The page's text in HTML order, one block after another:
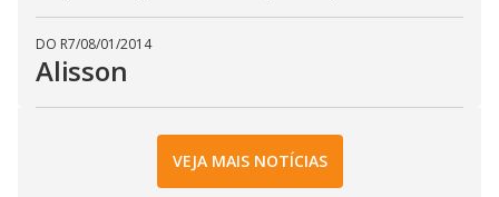
DO R7/08/01/2014
Alisson
VEJA MAIS NOTÍCIAS